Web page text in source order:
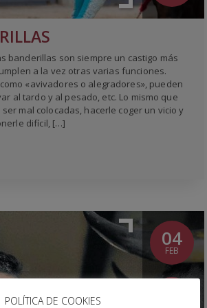
banderillas son siempre un castigo más
a la vez otras varias funciones.
«avivadores o alegradores», pueden
al tardo y al pesado, etc. Lo mismo que
mal colocadas, hacerle coger un vicio y
difícil, […]
04
FEB
POLÍTICA DE COOKIES